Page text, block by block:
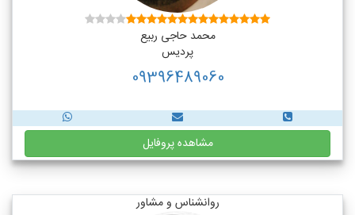
محمد حاجی ربیع
پردیس
09396489060
مشاهده پروفایل
روانشناس و مشاور